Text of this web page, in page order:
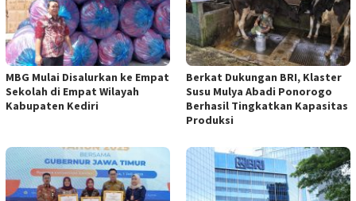
MBG Mulai Disalurkan ke Empat
Sekolah di Empat Wilayah
Kabupaten Kediri
Berkat Dukungan BRI, Klaster
Susu Mulya Abadi Ponorogo
Berhasil Tingkatkan Kapasitas
Produksi